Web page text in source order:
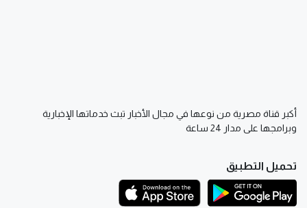
أكبر قناة مصرية من نوعها في مجال الأخبار تبث خدماتها الإخبارية
وبرامجها على مدار 24 ساعة
تحميل التطبيق